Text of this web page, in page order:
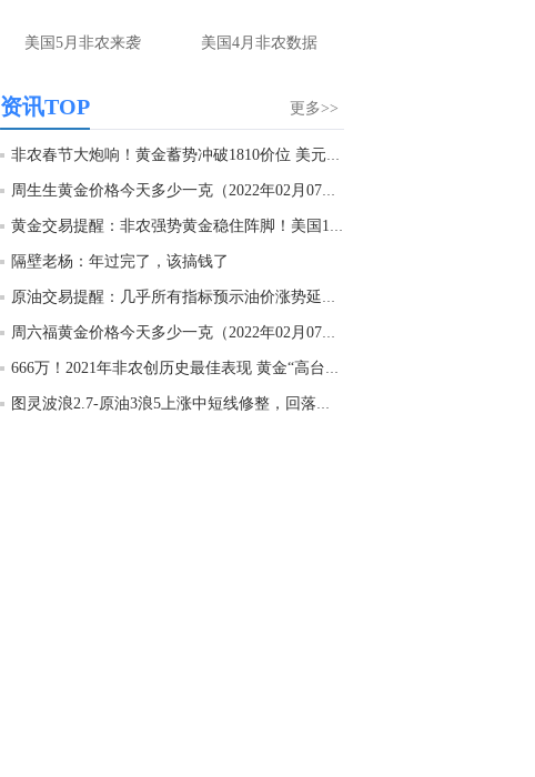
还有机会出来吗？请老师指导一下谢谢！
匿名用户-当前页面：老师 今天黄金怎么看
杨山海：趋势出来了，顺势看涨
匿名网友-中金在线手机网：杨老师！黄金具
美国5月非农来袭 美国4月非农数据
更多>>
资讯TOP
非农春节大炮响！黄金蓄势冲破1810价位 美元多...
周生生黄金价格今天多少一克（2022年02月07日）
黄金交易提醒：非农强势黄金稳住阵脚！美国1月C...
隔壁老杨：年过完了，该搞钱了
原油交易提醒：几乎所有指标预示油价涨势延续，...
周六福黄金价格今天多少一克（2022年02月07日）...
666万！2021年非农创历史最佳表现 黄金“高台跳...
图灵波浪2.7-原油3浪5上涨中短线修整，回落到位...